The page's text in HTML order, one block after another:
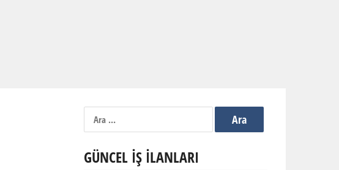
GÜNCEL İŞ İLANLARI